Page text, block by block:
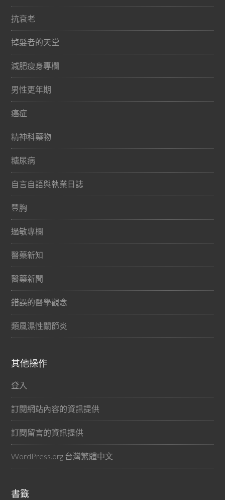
抗衰老
掉髮者的天堂
減肥瘦身專欄
男性更年期
癌症
精神科藥物
糖尿病
自言自語與執業日誌
豐胸
過敏專欄
醫藥新知
醫藥新聞
錯誤的醫學觀念
類風濕性關節炎
其他操作
登入
訂閱網站內容的資訊提供
訂閱留言的資訊提供
WordPress.org 台灣繁體中文
書籤